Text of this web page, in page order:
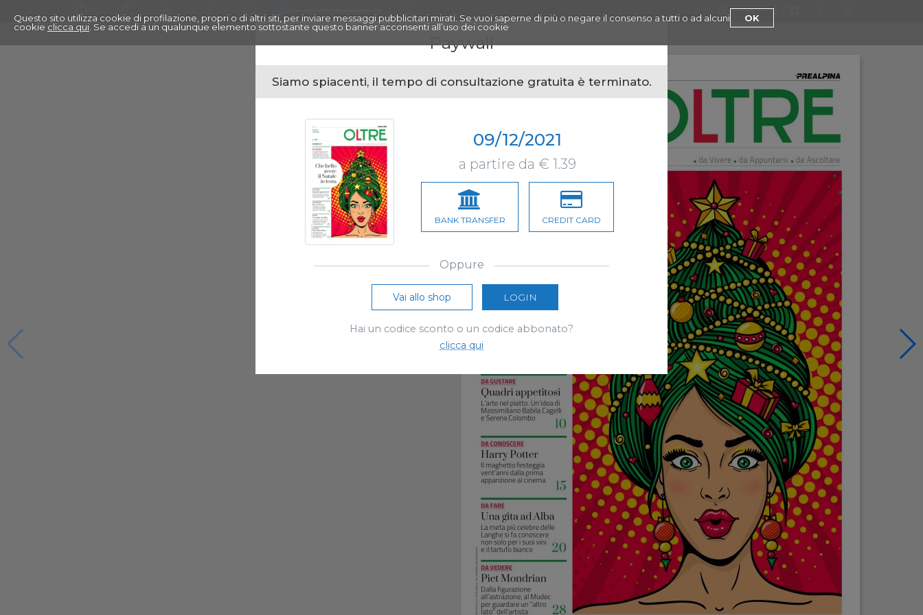
Questo sito utilizza cookie di profilazione, propri o di altri siti, per inviare messaggi pubblicitari mirati. Se vuoi saperne di più o negare il consenso a tutti o ad alcuni
cookie clicca qui . Se accedi a un qualunque elemento sottostante questo banner acconsenti all’uso dei cookie
OK
1
Paywall
Siamo spiacenti, il tempo di consultazione gratuita è terminato.
09/12/2021
a partire da € 1.39
BANK TRANSFER CREDIT CARD
Oppure
Vai allo shop LOGIN
Hai un codice sconto o un codice abbonato?
clicca qui